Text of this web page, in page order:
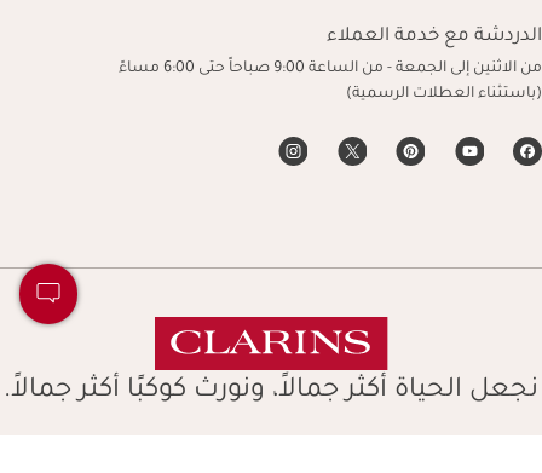
الدردشة مع خدمة العملاء
من الاثنين إلى الجمعة - من الساعة 9:00 صباحاً حتى 6:00 مساءً
(باستثناء العطلات الرسمية)
نجعل الحياة أكثر جمالاً، ونورث كوكبًا أكثر جمالاً.